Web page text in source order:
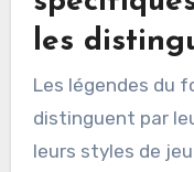
fans. En fin de
garantissent que
Quelles